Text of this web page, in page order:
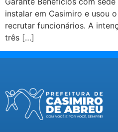
instalar em Casimiro e usou
recrutar funcionários. A
três […]